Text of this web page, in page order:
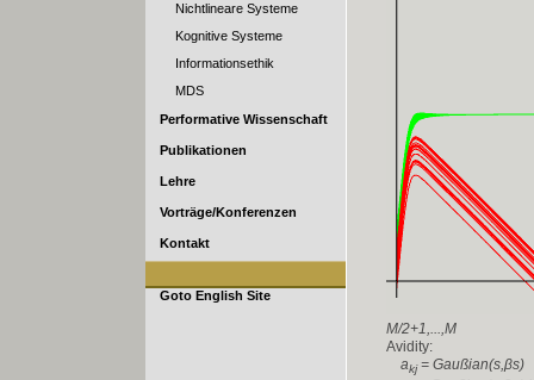
Nichtlineare Systeme
Kognitive Systeme
Informationsethik
MDS
Performative Wissenschaft
Publikationen
Lehre
Vorträge/Konferenzen
Kontakt
Goto English Site
M/2+1,...,M
Avidity:
akj= Gaußian(s,βs)